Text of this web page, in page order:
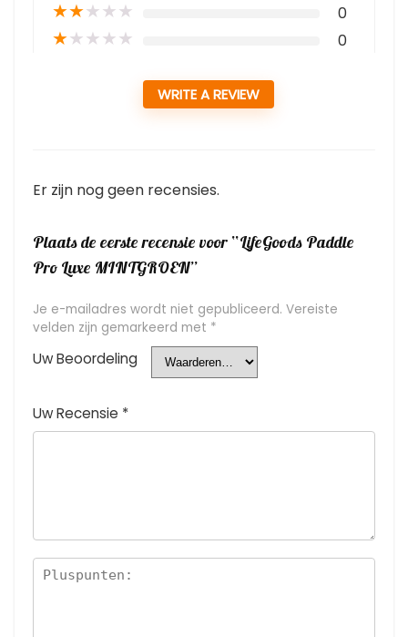
★★★★★ 0
★★★★★ 0
WRITE A REVIEW
Er zijn nog geen recensies.
Plaats de eerste recensie voor “LifeGoods Paddle
Pro Luxe MINTGROEN”
Je e-mailadres wordt niet gepubliceerd. Vereiste
velden zijn gemarkeerd met *
Uw Beoordeling
Uw Recensie *